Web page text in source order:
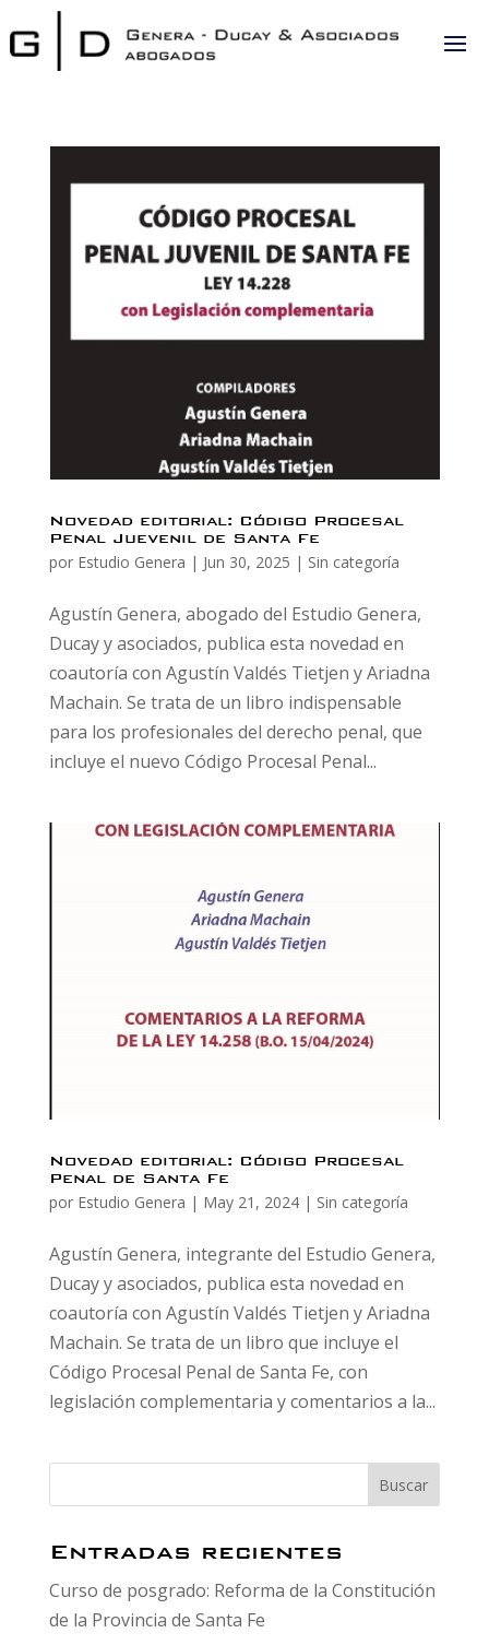
Novedad editorial: Código Procesal
Penal Juevenil de Santa Fe
por Estudio Genera | Jun 30, 2025 | Sin categoría
Agustín Genera, abogado del Estudio Genera,
Ducay y asociados, publica esta novedad en
coautoría con Agustín Valdés Tietjen y Ariadna
Machain. Se trata de un libro indispensable
para los profesionales del derecho penal, que
incluye el nuevo Código Procesal Penal...
Novedad editorial: Código Procesal
Penal de Santa Fe
por Estudio Genera | May 21, 2024| Sin categoría
Agustín Genera, integrante del Estudio Genera,
Ducay y asociados, publica esta novedad en
coautoría con Agustín Valdés Tietjen y Ariadna
Machain. Se trata de un libro que incluye el
Código Procesal Penal de Santa Fe, con
legislación complementaria y comentarios a la...
Entradas recientes
Curso de posgrado: Reforma de la Constitución
de la Provincia de Santa Fe